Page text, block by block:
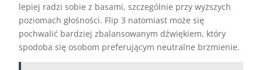
lepiej radzi sobie z basami, szczególnie przy wyższych
poziomach głośności. Flip 3 natomiast może się
pochwalić bardziej zbalansowanym dźwiękiem, który
spodoba się osobom preferującym neutralne brzmienie.